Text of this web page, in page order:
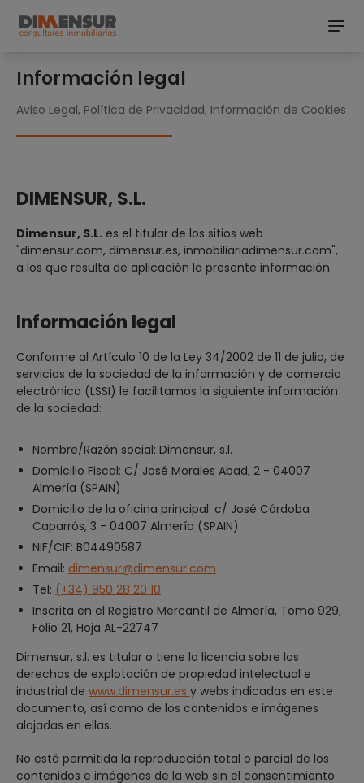
Información legal
Aviso Legal, Política de Privacidad, Información de Cookies
DIMENSUR, S.L.
Dimensur, S.L. es el titular de los sitios web
"dimensur.com, dimensur.es, inmobiliariadimensur.com",
a los que resulta de aplicación la presente información.
Información legal
Conforme al Artículo 10 de la Ley 34/2002 de 11 de julio, de
servicios de la sociedad de la información y de comercio
electrónico (LSSI) le facilitamos la siguiente información
de la sociedad:
Nombre/Razón social: Dimensur, s.l.
Domicilio Fiscal: C/ José Morales Abad, 2 - 04007
Almería (SPAIN)
Domicilio de la oficina principal: c/ José Córdoba
Caparrós, 3 - 04007 Almería (SPAIN)
NIF/CIF: B04490587
Email: dimensur@dimensur.com
Tel: (+34) 950 28 20 10
Inscrita en el Registro Mercantil de Almería, Tomo 929,
Folio 21, Hoja AL-22747
Dimensur, s.l. es titular o tiene la licencia sobre los
derechos de explotación de propiedad intelectual e
industrial de www.dimensur.es y webs indicadas en este
documento, así como de los contenidos e imágenes
alojadas en ellas.
No está permitida la reproducción total o parcial de los
contenidos e imágenes de la web sin el consentimiento